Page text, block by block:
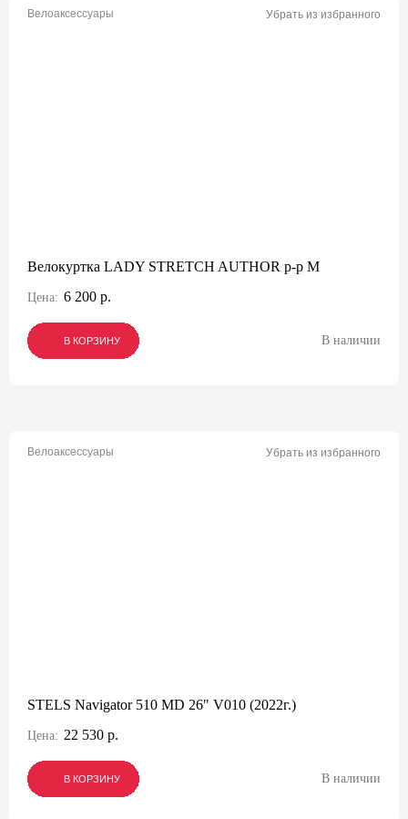
Велоаксессуары Убрать из избранного
Велокуртка LADY STRETCH AUTHOR р-р M
Цена: 6 200 р.
В КОРЗИНУ
В КОРЗИНУ
В КОРЗИНУ В наличии
Велоаксессуары Убрать из избранного
STELS Navigator 510 MD 26" V010 (2022г.)
Цена: 22 530 р.
В КОРЗИНУ
В КОРЗИНУ
В КОРЗИНУ В наличии